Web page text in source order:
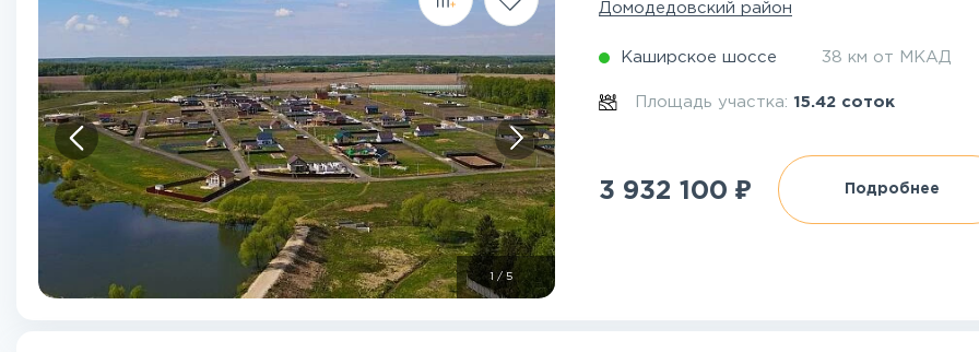
1 / 5
Домодедовский район
Каширское шоссе 38 км от МКАД
Площадь участка:15.42 соток
3 932 100 ₽ Подробнее